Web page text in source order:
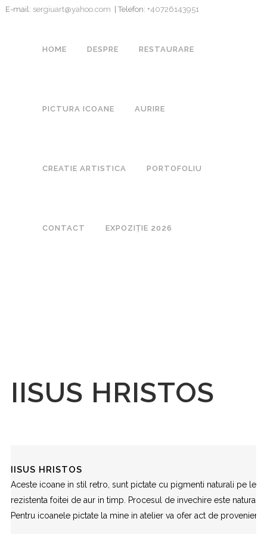
E-mail: sergiuart@yahoo.com | Telefon: +40726143951
HOME DESPRE RESTAURARE
PICTURA ICOANE AURIRE
CREATIE ARTISTICA PORTOFOLIU
CONTACT EXPOZIȚIE 2026
IISUS HRISTOS
IISUS HRISTOS
Aceste icoane in stil retro, sunt pictate cu pigmenti naturali pe
rezistenta foitei de aur in timp. Procesul de invechire este natural
Pentru icoanele pictate la mine in atelier va ofer act de